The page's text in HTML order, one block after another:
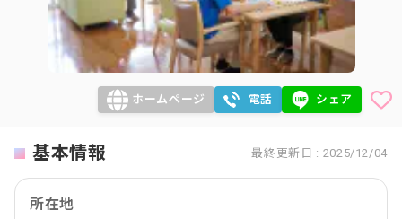
ホームページ 電話 シェア
基本情報 最終更新日 : 2025/12/04
所在地